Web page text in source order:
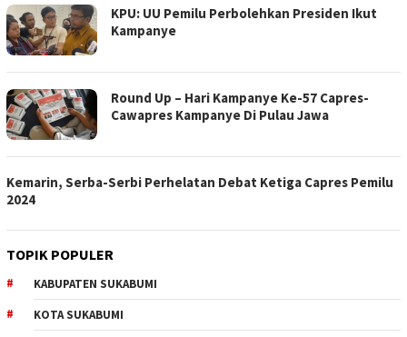
KPU: UU Pemilu Perbolehkan Presiden Ikut
Kampanye
Round Up – Hari Kampanye Ke-57 Capres-
Cawapres Kampanye Di Pulau Jawa
Kemarin, Serba-Serbi Perhelatan Debat Ketiga Capres Pemilu
2024
TOPIK POPULER
KABUPATEN SUKABUMI
KOTA SUKABUMI